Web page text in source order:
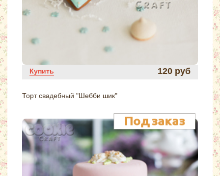
Купить 120 руб
Торт свадебный "Шебби шик"